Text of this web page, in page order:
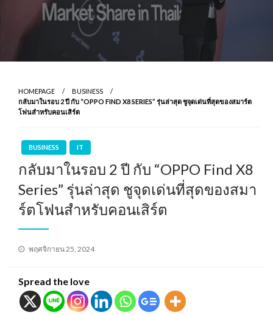
HOMEPAGE
BUSINESS
กลับมาในรอบ 2 ปี กับ “OPPO FIND X8 SERIES” รุ่นล่าสุด ชูจุดเด่นที่สุดของสมาร์ต
โฟนสำหรับคอนเสิร์ต
BUSINESS IT
กลับมาในรอบ 2 ปี กับ “OPPO Find X8
Series” รุ่นล่าสุด ชูจุดเด่นที่สุดของสมา
ร์ตโฟนสำหรับคอนเสิร์ต
Posted
พฤศจิกายน 25, 2024
Spread the love